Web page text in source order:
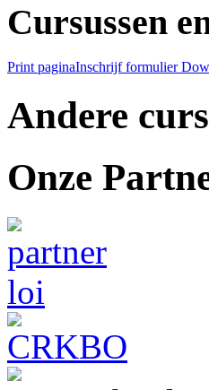
Cursussen
Print paginaInschrijf formulier
Andere
Onze